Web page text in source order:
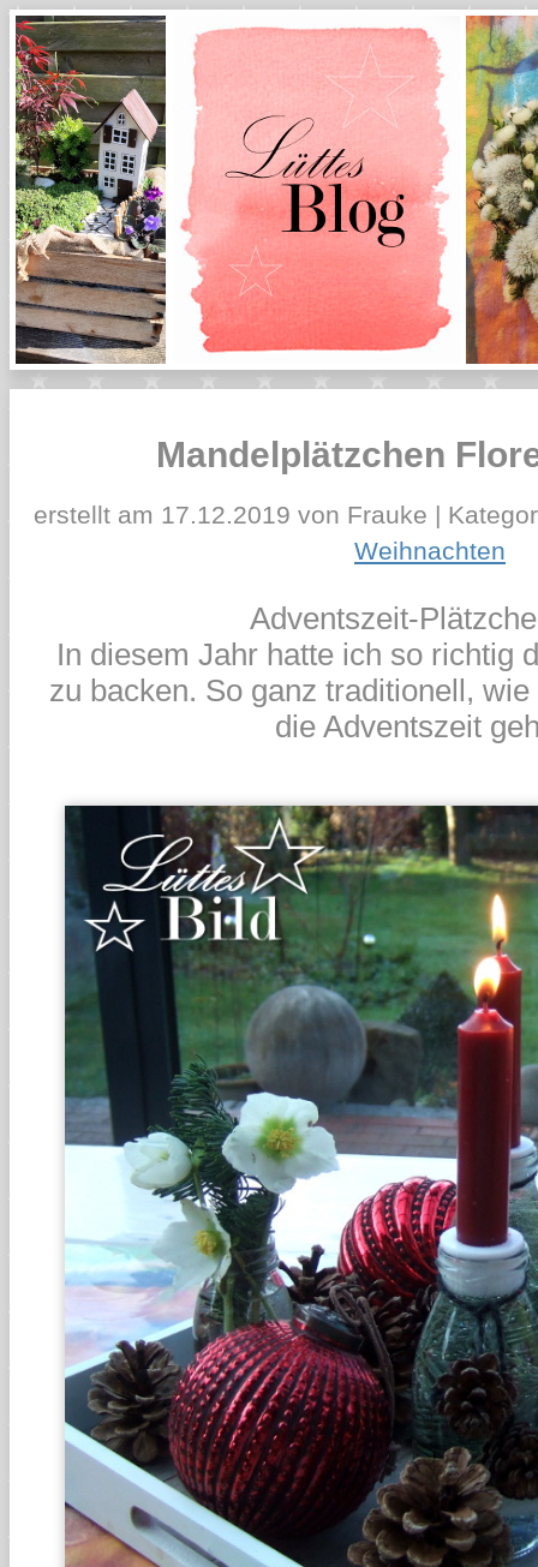
Mandelplätzchen
erstellt am 17.12.2019 von Frauke |
Weihnachten
Adventszeit-
In diesem Jahr hatte ich so richtig
zu backen. So ganz traditionell,
die Adventszeit